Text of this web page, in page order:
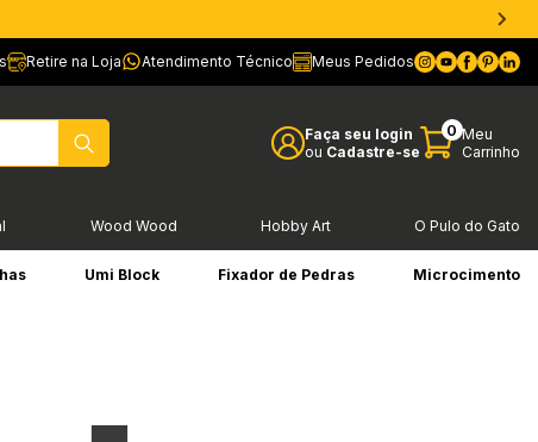
Retire na Loja Atendimento Técnico Meus Pedidos
Faça seu login
ou Cadastre-se
0 Meu
Carrinho
Wood Wood Hobby Art O Pulo do Gato
Umi Block Fixador de Pedras Microcimento